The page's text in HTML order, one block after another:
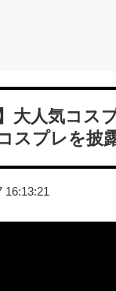
】大人気コ
スプレを披
16:13:21